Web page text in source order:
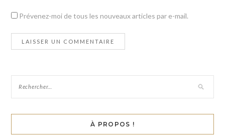
Prévenez-moi de tous les nouveaux articles par e-mail.
À PROPOS !